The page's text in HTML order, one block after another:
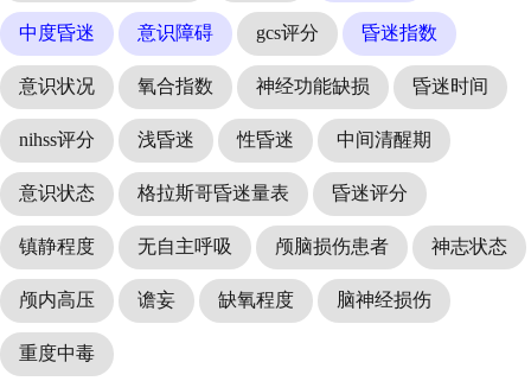
中度昏迷 意识障碍 gcs评分 昏迷指数
意识状况 氧合指数 神经功能缺损 昏迷时间
nihss评分 浅昏迷 性昏迷 中间清醒期
意识状态 格拉斯哥昏迷量表 昏迷评分
镇静程度 无自主呼吸 颅脑损伤患者 神志状态
颅内高压 谵妄 缺氧程度 脑神经损伤
重度中毒